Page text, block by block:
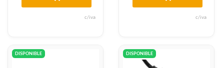
c/iva c/iva
DISPONIBLE DISPONIBLE